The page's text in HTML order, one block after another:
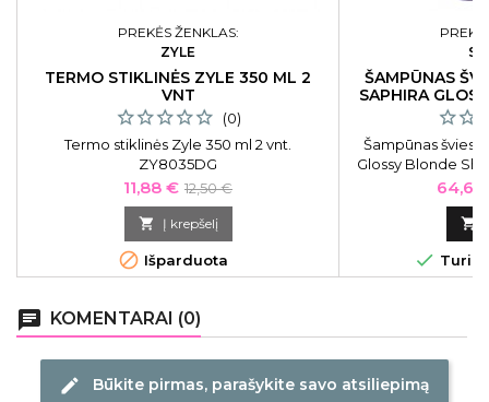
PREKĖS ŽENKLAS:
ZYLE
TERMO STIKLINĖS ZYLE 350 ML 2
VNT
(0)
Termo stiklinės Zyle 350 ml 2 vnt.
ZY8035DG
Kaina
11,88 € Bazinė
kaina
12,50 €
 Į krepšelį
 Išparduota
ŠAMPŪNAS
SAPHIRA
Šampūnas
Glossy Blonde
Kaina


chat KOMENTARAI (0)
edit Būkite pirmas, parašykite savo atsiliepimą